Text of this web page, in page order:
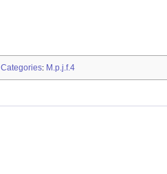
Categories: M.p.j.f.4